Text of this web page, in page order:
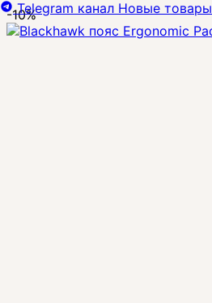
-10%
Telegram канал Новые товары